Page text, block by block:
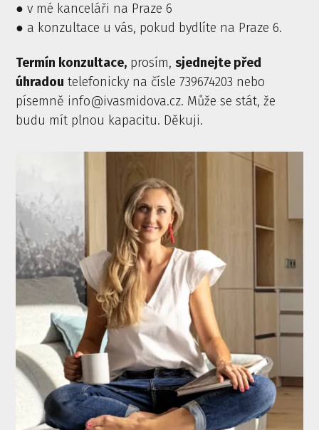
● v mé kanceláři na Praze 6
● a konzultace u vás, pokud bydlíte na Praze 6.
Termín konzultace, prosím,sjednejte před
úhradou telefonicky na čísle 739674203 nebo
písemně info@ivasmidova.cz. Může se stát, že
budu mít plnou kapacitu. Děkuji.